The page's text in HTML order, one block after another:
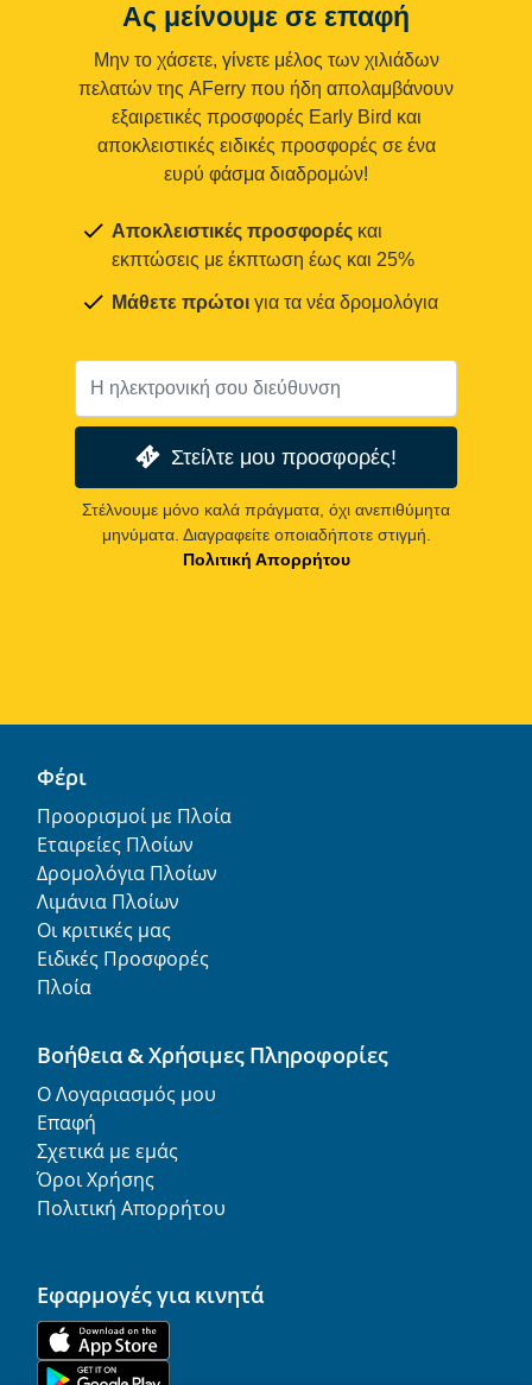
Ας μείνουμε σε επαφή
Μην το χάσετε, γίνετε μέλος των χιλιάδων
πελατών της AFerry που ήδη απολαμβάνουν
εξαιρετικές προσφορές Early Bird και
αποκλειστικές ειδικές προσφορές σε ένα
ευρύ φάσμα διαδρομών!
Αποκλειστικές προσφορές και
εκπτώσεις με έκπτωση έως και 25%
Μάθετε πρώτοι για τα νέα δρομολόγια
Στείλτε μου προσφορές!
Στέλνουμε μόνο καλά πράγματα, όχι ανεπιθύμητα
μηνύματα. Διαγραφείτε οποιαδήποτε στιγμή.
Πολιτική Απορρήτου
Φέρι
Προορισμοί με Πλοία
Εταιρείες Πλοίων
Δρομολόγια Πλοίων
Λιμάνια Πλοίων
Οι κριτικές μας
Ειδικές Προσφορές
Πλοία
Βοήθεια & Χρήσιμες Πληροφορίες
Ο Λογαριασμός μου
Επαφή
Σχετικά με εμάς
Όροι Χρήσης
Πολιτική Απορρήτου
Εφαρμογές για κινητά